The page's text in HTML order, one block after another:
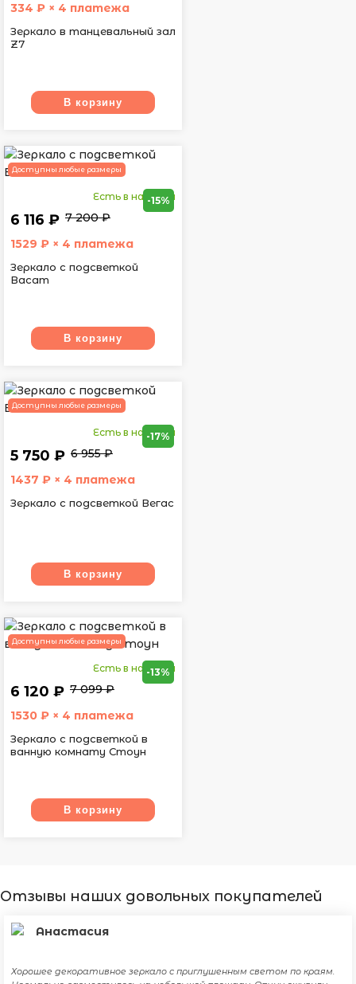
334 ₽ × 4 платежа
Зеркало в танцевальный зал
Z7
В корзину
Доступны любые размеры
Есть в наличии
6 116 ₽ 7 200 ₽
-15%
1529 ₽ × 4 платежа
Зеркало с подсветкой
Васат
В корзину
Доступны любые размеры
Есть в наличии
5 750 ₽ 6 955 ₽
-17%
1437 ₽ × 4 платежа
Зеркало с подсветкой Вегас
В корзину
Доступны любые размеры
Есть в наличии
6 120 ₽ 7 099 ₽
-13%
1530 ₽ × 4 платежа
Зеркало с подсветкой в
ванную комнату Стоун
В корзину
Отзывы наших довольных покупателей
Анастасия
Хорошее декоративное зеркало с приглушенным светом по краям.